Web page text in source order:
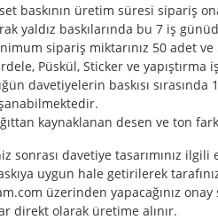
baskının üretim süresi sipariş
yaldız baskılarında bu 7 iş
sipariş miktarınız 50 adet ve
Püskül, Sticker ve
davetiyelerin baskısı
kaynaklanan desen ve ton
sonrası davetiye tasarımınız
uygun hale getirilerek
üzerinden yapacağınız onay
direkt olarak üretime alınır.